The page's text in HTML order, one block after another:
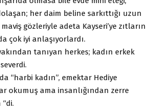
her daim beline sarkıttığı uzun
gözleriyle adeta Kayseri’ye zıtların
çok iyi anlaşıyorlardı.
yakından tanıyan herkes; kadın erkek
“harbi kadın”, emektar Hediye
okumuş ama insanlığından zerre